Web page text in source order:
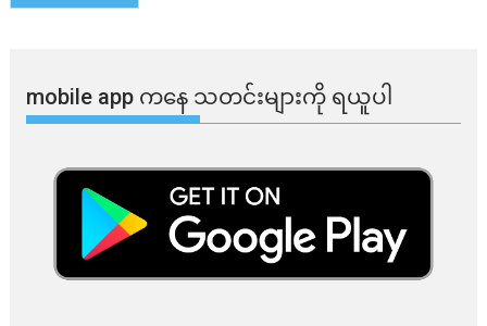
mobile app ​​ကနေ ​​သတင်းများကို ရယူပါ